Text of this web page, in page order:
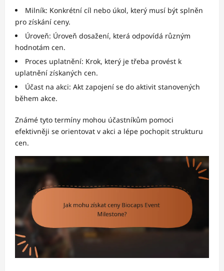
Milník: Konkrétní cíl nebo úkol, který musí být splněn
pro získání ceny.
Úroveň: Úroveň dosažení, která odpovídá různým
hodnotám cen.
Proces uplatnění: Krok, který je třeba provést k
uplatnění získaných cen.
Účast na akci: Akt zapojení se do aktivit stanovených
během akce.
Známé tyto termíny mohou účastníkům pomoci
efektivněji se orientovat v akci a lépe pochopit strukturu
cen.